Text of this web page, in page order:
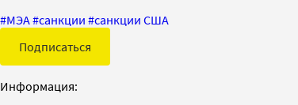
#МЭА#санкции #санкции США
Подписаться
Информация: